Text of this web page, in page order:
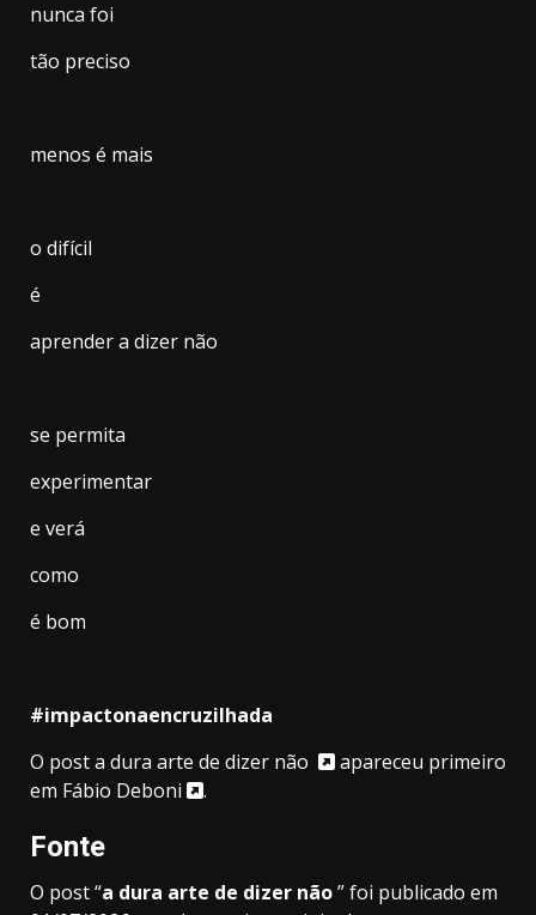
nunca foi
tão preciso
menos é mais
o difícil
é
aprender a dizer não
se permita
experimentar
e verá
como
é bom
#impactonaencruzilhada
O posta dura arte de dizer não
apareceu primeiro
em Fábio Deboni .
Fonte
O post “a dura arte de dizer não” foi publicado em